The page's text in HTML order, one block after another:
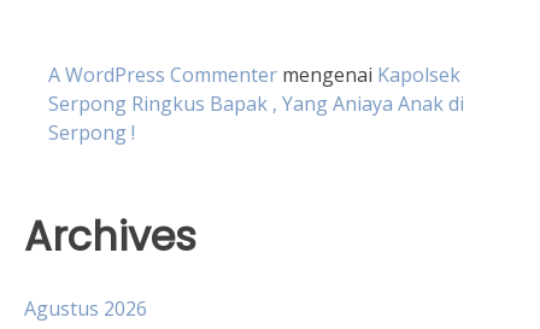
A WordPress Commenter mengenai Kapolsek
Serpong Ringkus Bapak , Yang Aniaya Anak di
Serpong !
Archives
Agustus 2026